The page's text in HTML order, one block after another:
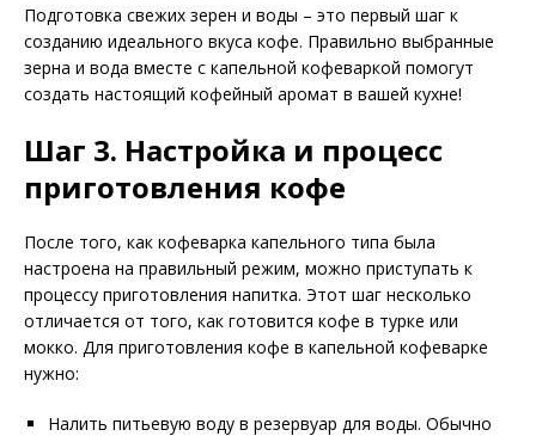
Подготовка свежих зерен и воды – это первый шаг к
созданию идеального вкуса кофе. Правильно выбранные
зерна и вода вместе с капельной кофеваркой помогут
создать настоящий кофейный аромат в вашей кухне!
Шаг 3. Настройка и процесс
приготовления кофе
После того, как кофеварка капельного типа была
настроена на правильный режим, можно приступать к
процессу приготовления напитка. Этот шаг несколько
отличается от того, как готовится кофе в турке или
мокко. Для приготовления кофе в капельной кофеварке
нужно:
Налить питьевую воду в резервуар для воды. Обычно